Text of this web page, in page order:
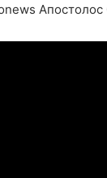
Апостолос